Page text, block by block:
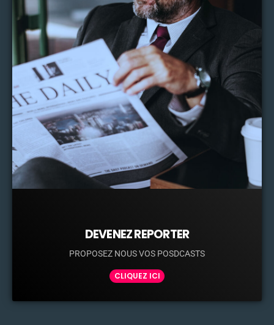
DEVENEZ REPORTER
PROPOSEZ NOUS VOS POSDCASTS
CLIQUEZ ICI